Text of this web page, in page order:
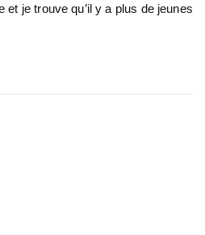
et je trouve qu’il y a plus de jeunes